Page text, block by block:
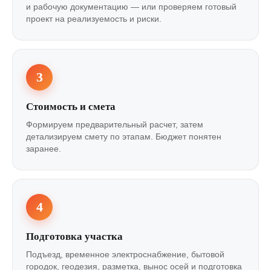
и рабочую документацию — или проверяем готовый
проект на реализуемость и риски.
3
Стоимость и смета
Формируем предварительный расчет, затем
детализируем смету по этапам. Бюджет понятен
заранее.
4
Подготовка участка
Подъезд, временное электроснабжение, бытовой
городок, геодезия, разметка, вынос осей и подготовка